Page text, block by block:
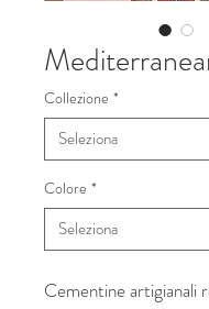
Collezione *
Colore *
Cementine artigianali